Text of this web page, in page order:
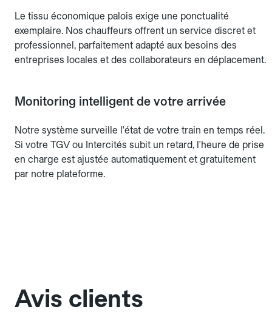
Le tissu économique palois exige une ponctualité
exemplaire. Nos chauffeurs offrent un service discret et
professionnel, parfaitement adapté aux besoins des
entreprises locales et des collaborateurs en déplacement.
Monitoring intelligent de votre arrivée
Notre système surveille l'état de votre train en temps réel.
Si votre TGV ou Intercités subit un retard, l'heure de prise
en charge est ajustée automatiquement et gratuitement
par notre plateforme.
Avis clients